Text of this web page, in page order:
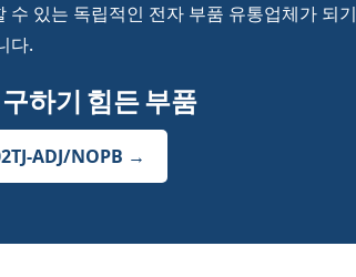
수 있는 독립적인 전자 부품 유통업체가 되기
다.
하기 힘든 부품
ADJ/NOPB →